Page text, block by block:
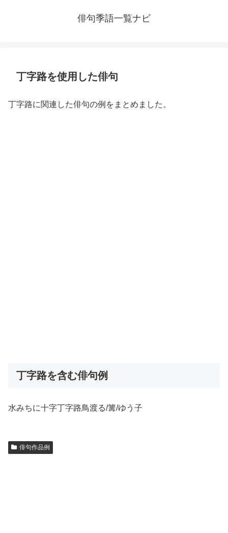
俳句季語一覧ナビ
丁字路を使用した俳句
丁字路に関連した俳句の例をまとめました。
丁字路を含む俳句例
水みちに十字丁字路鳥渡る/篝/ゆう子
俳句作品例